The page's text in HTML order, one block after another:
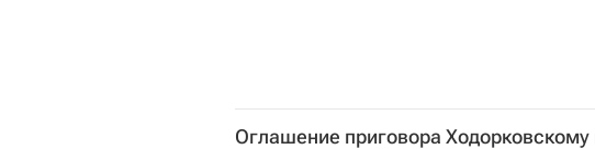
Оглашение приговора